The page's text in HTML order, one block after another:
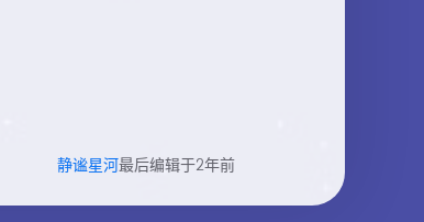
静谧星河最后编辑于2年前